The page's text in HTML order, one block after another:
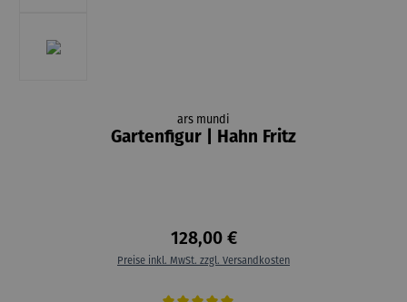
ars mundi
Gartenfigur | Hahn Fritz
128,00 €
Preise inkl. MwSt. zzgl. Versandkosten